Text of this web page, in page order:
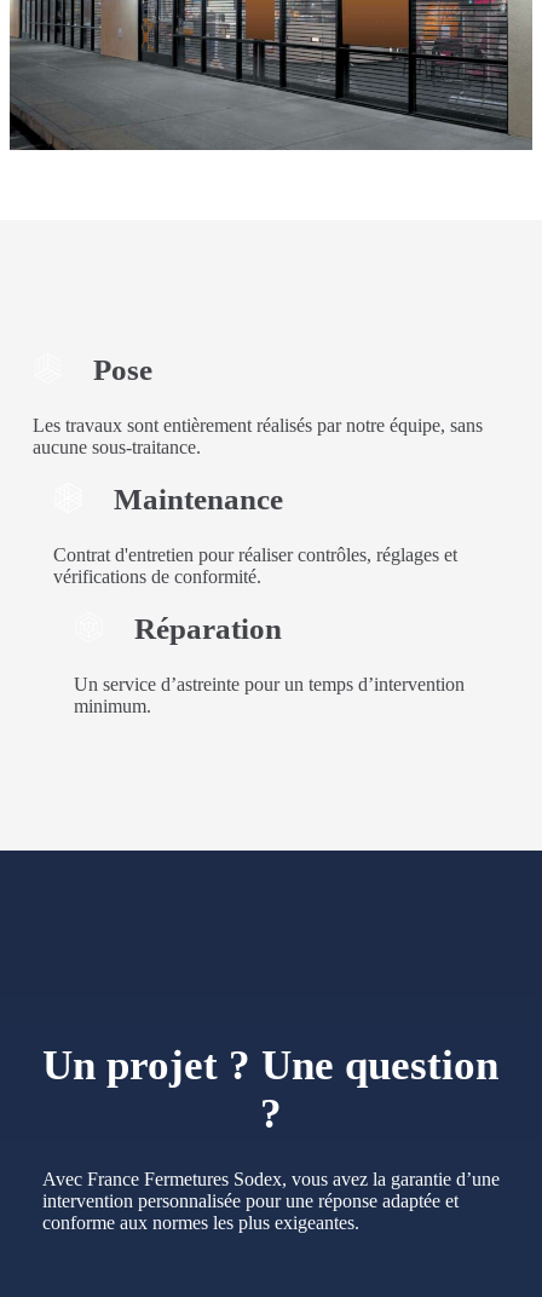
Pose
Les travaux sont entièrement réalisés par notre équipe, sans
aucune sous-traitance.
Maintenance
Contrat d'entretien pour réaliser contrôles, réglages et
vérifications de conformité.
Réparation
Un service d’astreinte pour un temps d’intervention
minimum.
Un projet ? Une question
?
Avec France Fermetures Sodex, vous avez la garantie d’une
intervention personnalisée pour une réponse adaptée et
conforme aux normes les plus exigeantes.